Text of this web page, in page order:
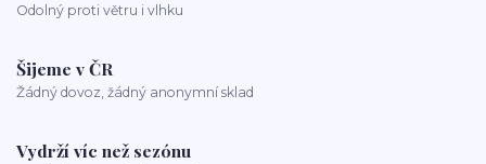
Odolný proti větru i vlhku
Šijeme v ČR
Žádný dovoz, žádný anonymní sklad
Vydrží víc než sezónu